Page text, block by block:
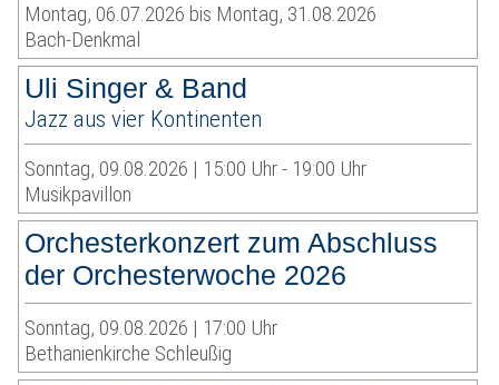
Montag, 06.07.2026 bis Montag, 31.08.2026
Bach-Denkmal
Uli Singer & Band
Jazz aus vier Kontinenten
Sonntag, 09.08.2026 | 15:00 Uhr - 19:00 Uhr
Musikpavillon
Orchesterkonzert zum Abschluss
der Orchesterwoche 2026
Sonntag, 09.08.2026 | 17:00 Uhr
Bethanienkirche Schleußig